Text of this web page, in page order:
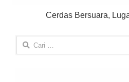
Cerdas Bersuara,
Cari